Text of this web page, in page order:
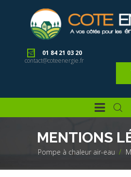
01 84 21 03 20
contact@coteenergie.fr
MENTIONS
Pompe à chaleur air-eau